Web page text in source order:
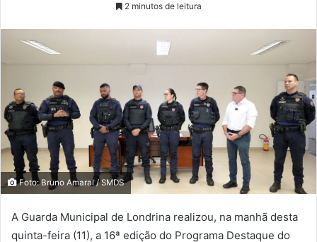
2 minutos de leitura
Foto: Bruno Amaral / SMDS
A Guarda Municipal de Londrina realizou, na manhã desta
quinta-feira (11), a 16ª edição do Programa Destaque do